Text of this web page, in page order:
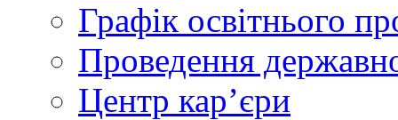
Графік освітнього
Проведення
Центр кар’єри